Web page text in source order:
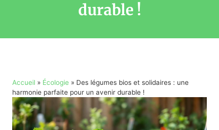
durable !
Accueil » Écologie » Des légumes bios et solidaires : une
harmonie parfaite pour un avenir durable !